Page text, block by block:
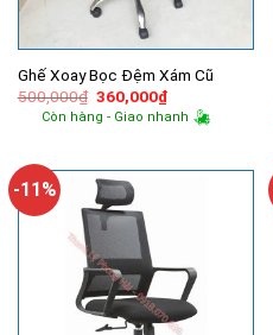
Ghế Xoay Bọc Đệm Xám Cũ
500,000₫ Giá
gốc
là:
360,000₫Giá
hiện
tại
Còn hàng - Giao nhanh
-11%